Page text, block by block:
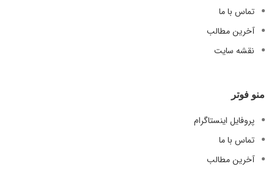
تماس با ما
آخرین مطالب
نقشه سایت
منو فوتر
پروفایل اینستاگرام
تماس با ما
آخرین مطالب